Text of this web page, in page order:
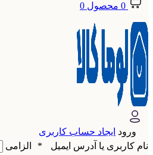
0 محصول 0
ورود ایجاد حساب کاربری
نام کاربری یا آدرس ایمیل
* الزامی